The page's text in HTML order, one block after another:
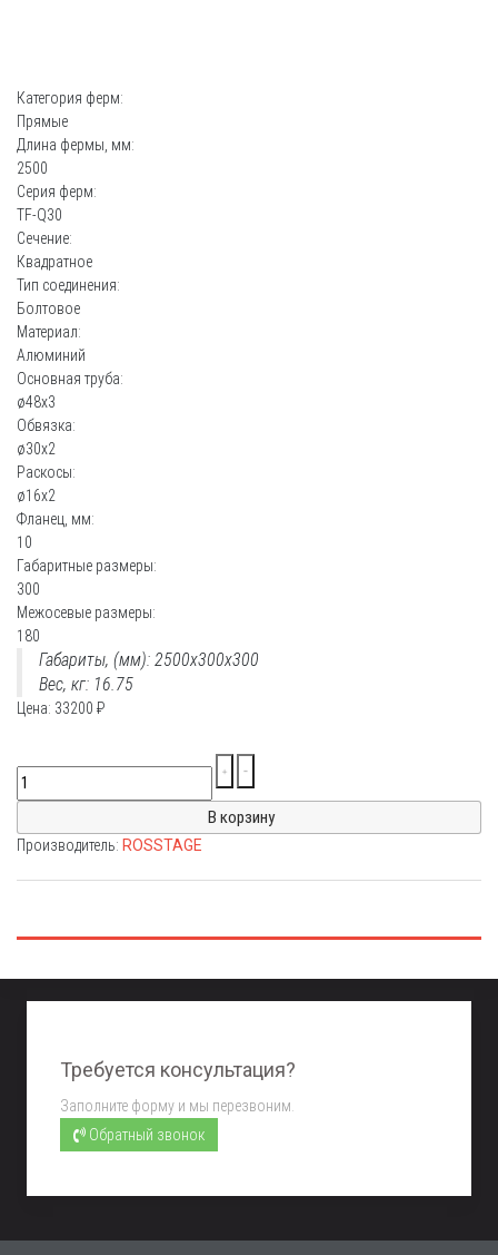
Категория ферм:
Прямые
Длина фермы, мм:
2500
Серия ферм:
TF-Q30
Сечение:
Квадратное
Тип соединения:
Болтовое
Материал:
Алюминий
Основная труба:
ø48х3
Обвязка:
ø30х2
Раскосы:
ø16х2
Фланец, мм:
10
Габаритные размеры:
300
Межосевые размеры:
180
Габариты, (мм): 2500x300x300
Вес, кг: 16.75
Цена: 33200 ₽
Производитель: ROSSTAGE
Требуется консультация?
Заполните форму и мы перезвоним.
Обратный звонок